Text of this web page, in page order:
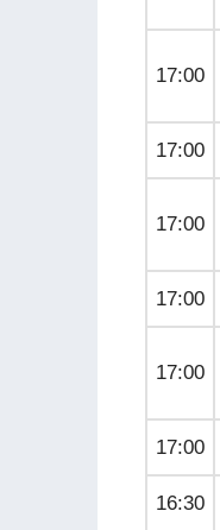
17:00
17:00
17:00
17:00
17:00
17:00
16:30